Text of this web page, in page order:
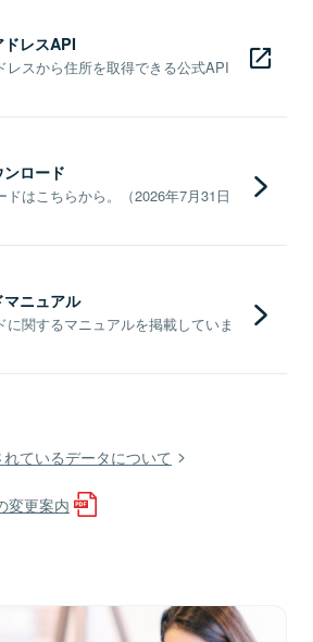
レスAPI
レスから住所を取得できる公式API
ロード
はこちらから。（2026年7月31日
ニュアル
関するマニュアルを掲載していま
ているデータについて
変更案内